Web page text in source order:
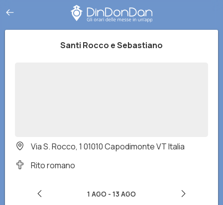
Santi Rocco e Sebastiano
Via S. Rocco, 1 01010 Capodimonte VT Italia
Rito romano
1 AGO - 13 AGO